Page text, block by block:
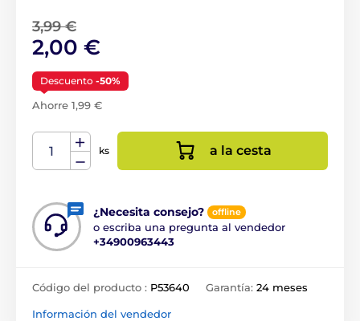
3,99 €
2,00 €
Descuento -50%
Ahorre 1,99 €
ks a la cesta
¿Necesita consejo? offline
o escriba una pregunta al vendedor
+34900963443
Código del producto : P53640 Garantía: 24 meses
Información del vendedor